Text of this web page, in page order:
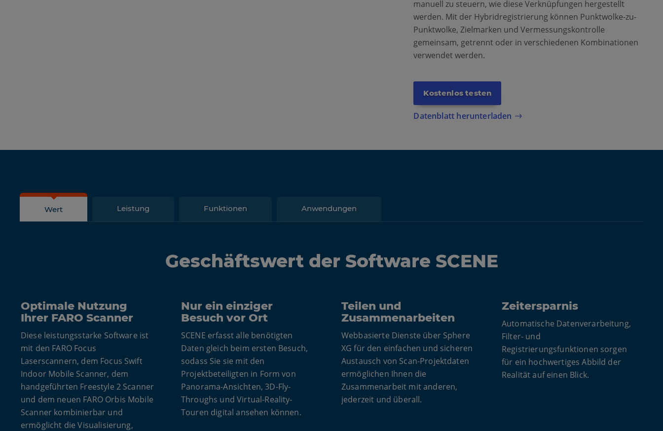
manuell zu steuern, wie diese Verknüpfungen hergestellt
werden. Mit der Hybridregistrierung können Punktwolke-zu-
Punktwolke, Zielmarken und Vermessungskontrolle
gemeinsam, getrennt oder in verschiedenen Kombinationen
verwendet werden.
Kostenlos testen
Datenblatt herunterladen
Wert Leistung Funktionen Anwendungen
Geschäftswert der Software SCENE
Optimale Nutzung
Ihrer FARO Scanner
Diese leistungsstarke Software ist
mit den FARO Focus
Laserscannern, dem Focus Swift
Indoor Mobile Scanner, dem
handgeführten Freestyle 2 Scanner
und dem neuen FARO Orbis Mobile
Scanner kombinierbar und
ermöglicht die Visualisierung,
Nur ein einziger
Besuch vor Ort
SCENE erfasst alle benötigten
Daten gleich beim ersten Besuch,
sodass Sie sie mit den
Projektbeteiligten in Form von
Panorama-Ansichten, 3D-Fly-
Throughs und Virtual-Reality-
Touren digital ansehen können.
Teilen und
Zusammenarbeiten
Webbasierte Dienste über Sphere
XG für den einfachen und sicheren
Austausch von Scan-Projektdaten
ermöglichen Ihnen die
Zusammenarbeit mit anderen,
jederzeit und überall.
Zeitersparnis
Automatische Datenverarbeitung,
Filter- und
Registrierungsfunktionen sorgen
für ein hochwertiges Abbild der
Realität auf einen Blick.